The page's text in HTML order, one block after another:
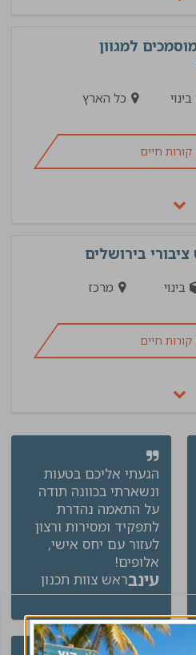
למגוון
בינוי כל הארץ
חיים
בירושלים
בינוי מרכז
חיים
הגעתי אליכם בטעות
ונשארתי בכוונה תודה
על התאמה נהדרת
לתפקיד ומסירות ורצון
לעזור עם יחס אישי,
אלופים!
עינבראש צוות תכנון